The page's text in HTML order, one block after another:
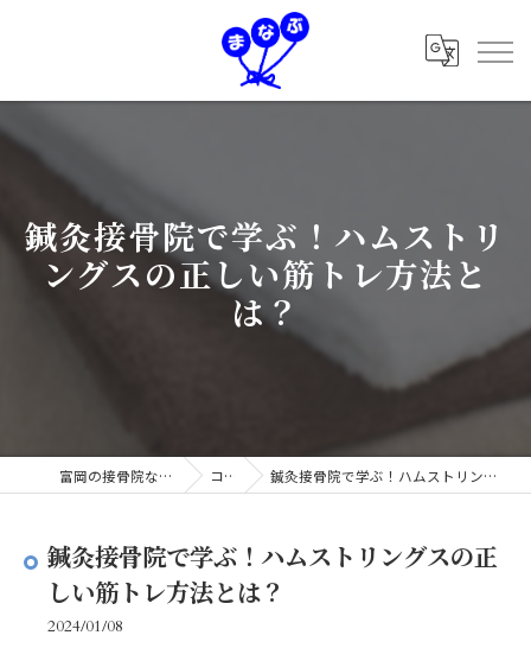
鍼灸接骨院で学ぶ！ハムストリ
ングスの正しい筋トレ方法と
は？
富岡の接骨院なら学鍼灸接骨院 コラム 鍼灸接骨院で学ぶ！ハムストリングスの正しい筋トレ方法とは？
鍼灸接骨院で学ぶ！ハムストリングスの正
しい筋トレ方法とは？
2024/01/08